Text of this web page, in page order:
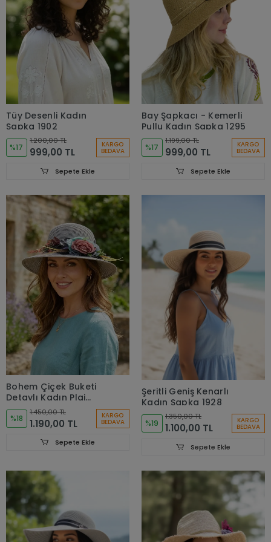
Tüy Desenli Kadın
Şapka 1902
%17
1.200,00 TL
999,00 TL
KARGO
BEDAVA
Sepete Ekle
Bay Şapkacı - Kemerli
Pullu Kadın Şapka 1295
%17
1.199,00 TL
999,00 TL
KARGO
BEDAVA
Sepete Ekle
Bohem Çiçek Buketi
Detaylı Kadın Plaj
Şapkası Hasır Kadın
Şapka 3868
%18
1.450,00 TL
1.190,00 TL
KARGO
BEDAVA
Sepete Ekle
Şeritli Geniş Kenarlı
Kadın Şapka 1928
%19
1.350,00 TL
1.100,00 TL
KARGO
BEDAVA
Sepete Ekle